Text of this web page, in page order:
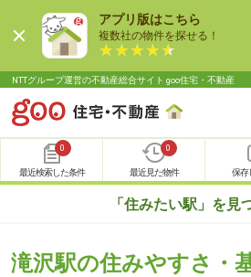
アプリ版はこちら
複数社の物件を探せる！
NTTグループ運営の不動産総合サイト goo住宅・不動産
0
最近検索した条件
0
最近見た物件 保存
「住みたい駅」を見
滝沢駅の住みやすさ・